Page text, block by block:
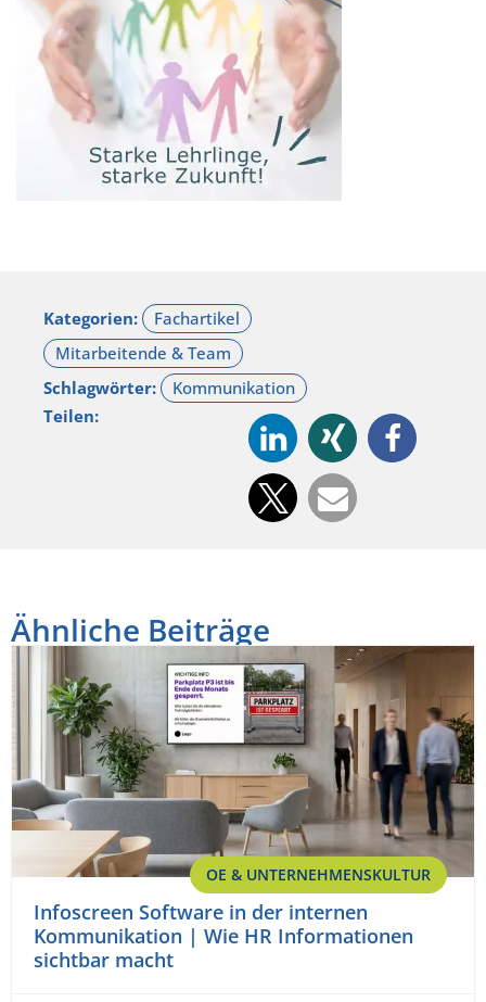
Kategorien:
Schlagwörter:
Teilen:
Ähnliche Beiträge
OE & UNTERNEHMENSKULTUR
Infoscreen Software in der internen
Kommunikation | Wie HR Informationen
sichtbar macht